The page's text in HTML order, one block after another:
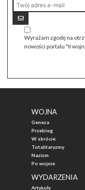
Wyrażam zgodę na
nowości portalu "II
WOJNA
Geneza
Przebieg
W skrócie
Totalitaryzmy
Nazizm
Po wojnie
WYDARZENIA
Artykuły